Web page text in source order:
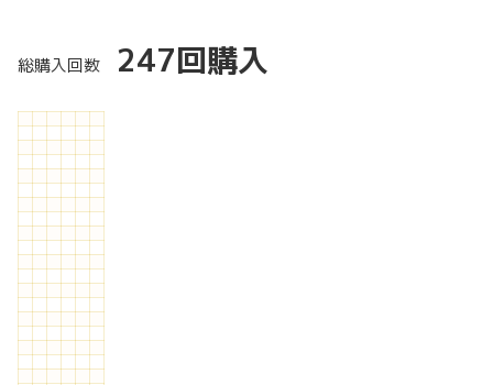
総購入回数 247回購入